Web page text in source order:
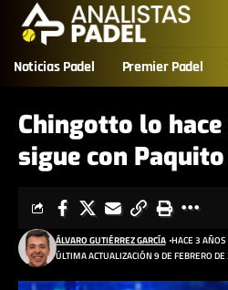
Noticias Padel Premier Padel
Chingotto lo
sigue con
ÚLTIMA ACTUALIZACIÓN 9 DE FEBRERO
ÁLVARO GUTIÉRREZ GARCÍA HACE 3 AÑOS